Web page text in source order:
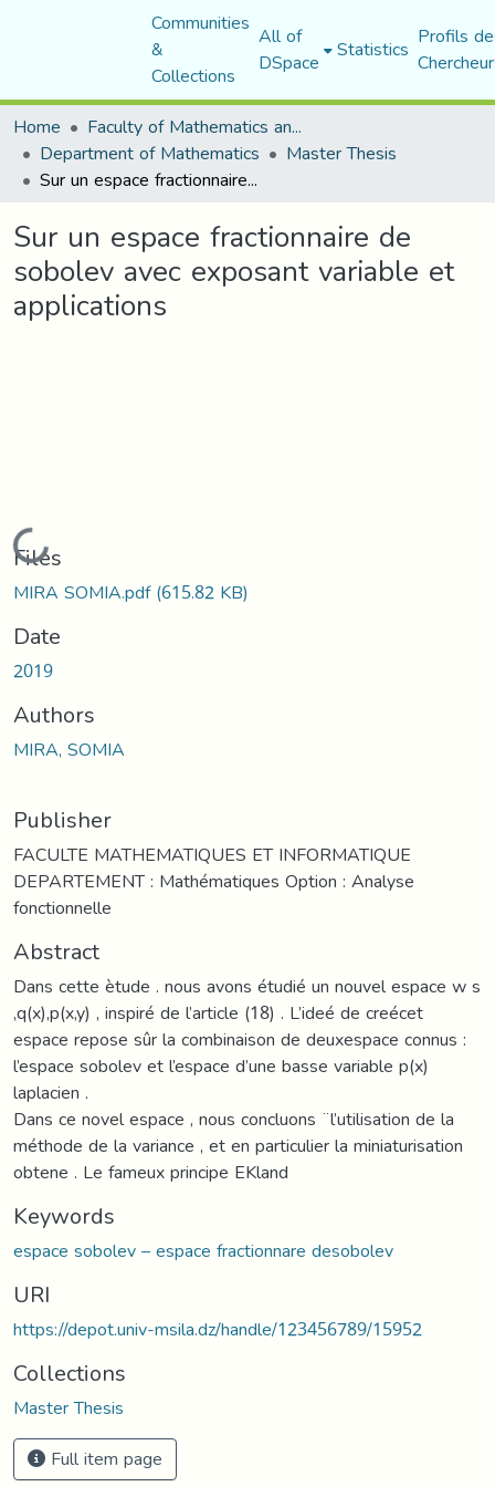
Communities
&
Collections
All of
DSpace Statistics Profils
Home
Faculty of Mathematics and Computer Science
Department of Mathematics Master Thesis
Sur un espace fractionnaire de sobolev avec exposant variable et applications
Sur un espace fractionnaire de
sobolev avec exposant variable et
applications
Loading...
Files
MIRA SOMIA.pdf(615.82 KB)
Date
2019
Authors
MIRA, SOMIA
Publisher
FACULTE MATHEMATIQUES ET INFORMATIQUE
DEPARTEMENT : Mathématiques Option : Analyse
fonctionnelle
Abstract
Dans cette ètude . nous avons étudié un nouvel espace w s
,q(x),p(x,y) , inspiré de l’article (18) . L’ideé de creécet
espace repose sûr la combinaison de deuxespace connus :
l’espace sobolev et l’espace d’une basse variable p(x)
laplacien .
Dans ce novel espace , nous concluons ¨l’utilisation de la
méthode de la variance , et en particulier la miniaturisation
obtene . Le fameux principe EKland
Keywords
espace sobolev – espace fractionnare desobolev
URI
https://depot.univ-msila.dz/handle/123456789/15952
Collections
Master Thesis
Full item page